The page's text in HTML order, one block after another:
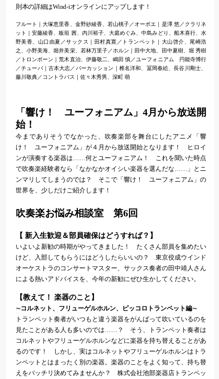
則本の詳細はWind-iオンラインにアップします！
フルート｜大塚恵里香、金野紗綾香、若山桃子／オーボエ｜是澤 悠／クラリネ
ット｜安藤綾香、板垣 茜、内川裕子、大庭めぐみ、中島みどり、船木喜行、水
野美香、山口由夏／サックス｜田村真寛／トランペット｜大山啓介、尾崎浩
之、小野美海、堀井美栄、若林万里子／ホルン｜田中大地、田中夏樹、堀 秀樹
／トロンボーン｜荒木直治、伊藤敬二、嶋田 慎／ユーフォニアム 円能寺博行
／チューバ｜古本大志／パーカッション｜椎名洋和、冨岡春絵、長谷川剛士、
藤川敬典／コントラバス｜佐々木秀男、深町 萌
「響け！ ユーフォニアム」4月から放送開
始！
今までありそうでなかった、吹奏楽部を舞台にしたアニメ「響
け！ ユーフォニアム」が４月から放送開始となります！ ヒロイ
ンが演奏する楽器は……何とユーフォニアム！ これを聞いた時点
で吹奏楽経験者なら「なかなかオイシい楽器を選んだな……」とニ
ンマリしてしまうのでは？ そこで「響け！ ユーフォニアム」の
世界を、少しだけご紹介します！
吹奏楽お悩み相談室 第6回
【 新入生歓迎＆部員確保はどうすれば？】
いよいよ新勧の時期がやってきました！ たくさん部員を集めたい
けど、入部してもらうにはどうしたらいいの？ 東京佼成ウインド
オーケストラのコンサートマスター、サックス奏者の田中靖人さん
による熱いアドバイスを、今年の新勧にぜひ生かしてください。
【教えて！ 楽器のこと】
∼コルネット、フリューゲルホルン、ピッコロトランペット編∼
トランペット奏者がいつもと違う楽器をがんばって吹いているのを
見たことがある人も多いのでは……？ そう、トランペット奏者は
コルネットやフリューゲルホルンなどに楽器を持ち替えることがあ
るのです！ しかし、実はコルネットやフリューゲルホルンはトラ
ンペットとはまったく別の楽器。楽器のことをよく知って、持ち替
えをバッチリ決めてみませんか？ 株式会社池部楽器店トランペッ